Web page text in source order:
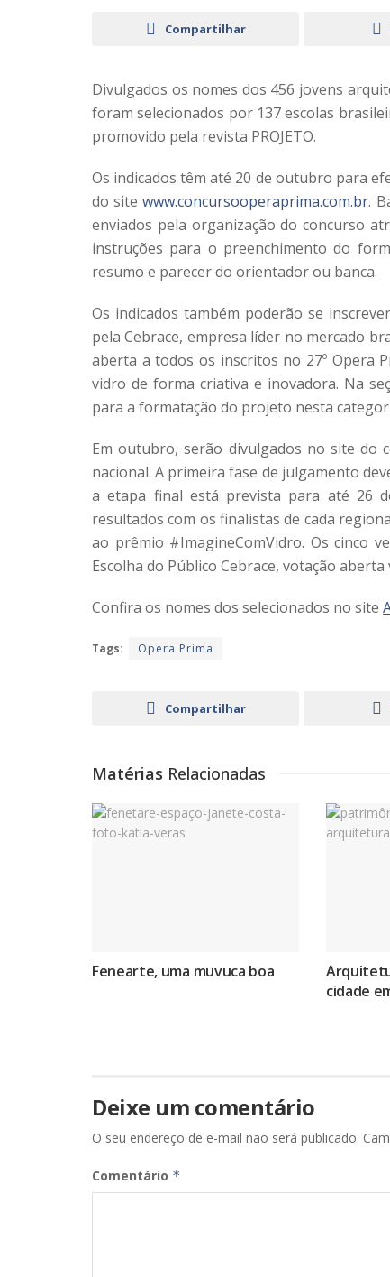
Compartilhar
Divulgados os nomes dos 456 jovens
foram selecionados por 137 escolas
promovido pela revista PROJETO.
Os indicados têm até 20 de outubro para
do sitewww.concursooperaprima.com.br.
enviados pela organização do concurso
instruções para o preenchimento do
resumo e parecer do orientador ou banca.
Os indicados também poderão se
pela Cebrace, empresa líder no mercado
aberta a todos os inscritos no 27º Opera
vidro de forma criativa e inovadora. Na
para a formatação do projeto nesta
Em outubro, serão divulgados no site do
nacional. A primeira fase de julgamento
a etapa final está prevista para até 26
resultados com os finalistas de cada
ao prêmio #ImagineComVidro. Os cinco
Escolha do Público Cebrace, votação
Confira os nomes dos selecionados no site
Tags: Opera Prima
Compartilhar
Matérias Relacionadas
Fenearte, uma muvuca boa
cidade
Deixe um comentário
O seu endereço de e-mail não será publicado.
Comentário *